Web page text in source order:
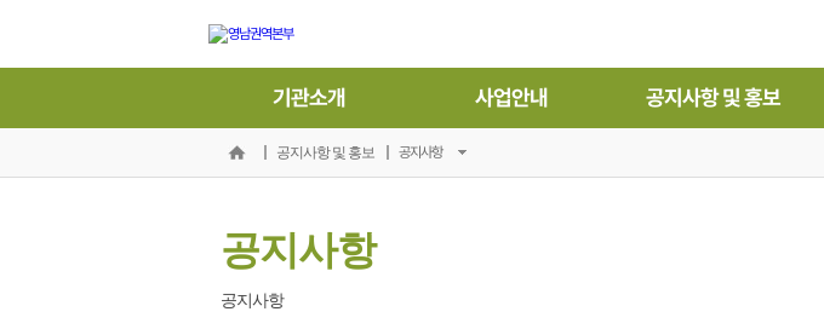
기관소개 사업안내 공지사항 및 홍보
공지사항 및 홍보 공지사항
공지사항
공지사항